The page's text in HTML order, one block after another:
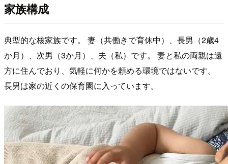
家族構成
典型的な核家族です。 妻（共働きで育休中）、長男（2歳4
か月）、次男（3か月）、夫（私）です。 妻と私の両親は遠
方に住んでおり、気軽に何かを頼める環境ではないです。
長男は家の近くの保育園に入っています。